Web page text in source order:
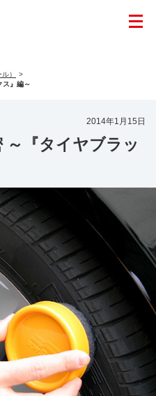
）
ス』編～
2014年1月15日
～『タイヤブラッ